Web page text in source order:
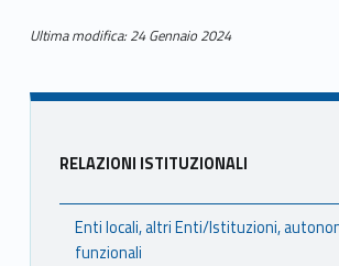
,
C
m
Ultima modifica: 24 Gennaio 2024
Skip back to main navigation
Sidebar
RELAZIONI ISTITUZIONALI
Enti locali, altri Enti/Istituzioni,
funzionali